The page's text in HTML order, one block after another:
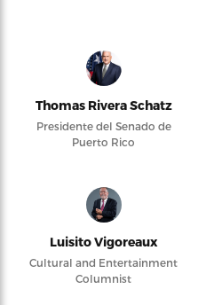
Thomas Rivera Schatz
Presidente del Senado de
Puerto Rico
Luisito Vigoreaux
Cultural and Entertainment
Columnist